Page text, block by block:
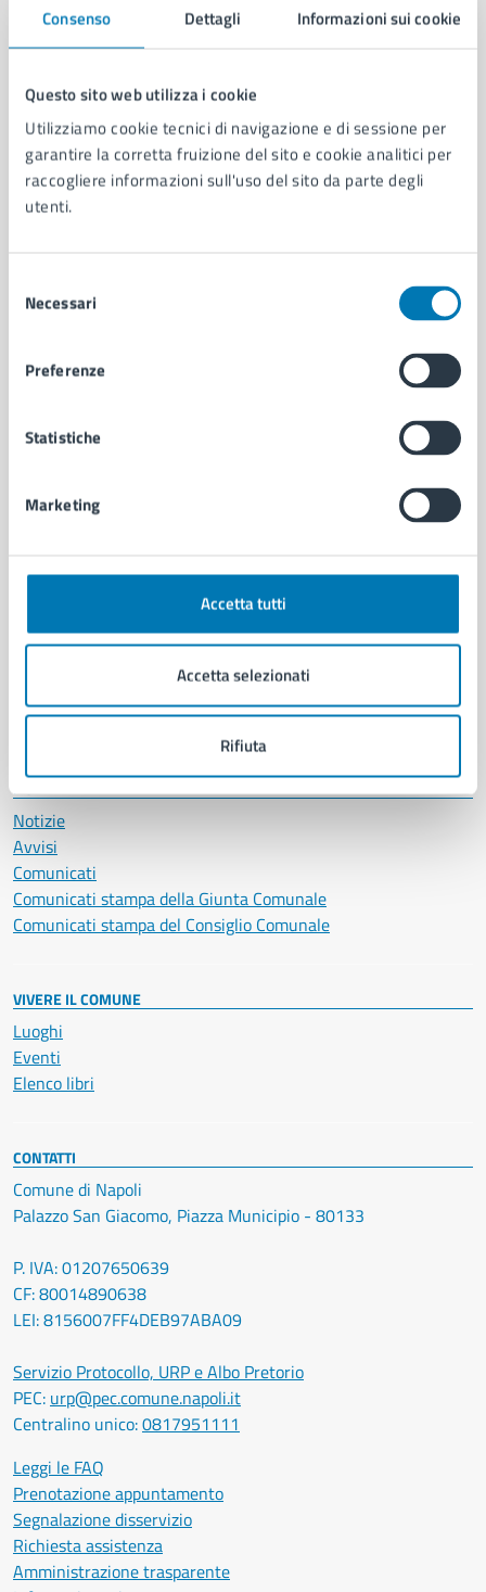
Consenso Dettagli Informazioni sui cookie
Questo sito web utilizza i cookie
Utilizziamo cookie tecnici di navigazione e di sessione per
garantire la corretta fruizione del sito e cookie analitici per
raccogliere informazioni sull'uso del sito da parte degli
utenti.
delNecessari
Preferenze
Statistiche
Marketing
Accetta tutti
Accetta selezionati
Rifiuta
Comune di Napoli
AMMINISTRAZIONE
Aree amministrative
Organi di governo
Municipalità
Uffici
Personale amministrativo
Autorizzazioni
Educazione e formazione
Giustizia e sicurezza pubblica
Imprese e commercio
Salute, benessere e assistenza
Vita lavorativa
NOVITÀ
Notizie
Avvisi
Comunicati
Comunicati stampa della Giunta Comunale
Comunicati stampa del Consiglio Comunale
VIVERE IL COMUNE
Luoghi
Eventi
Elenco libri
CONTATTI
Comune di Napoli
Palazzo San Giacomo, Piazza Municipio - 80133
P. IVA: 01207650639
CF: 80014890638
LEI: 8156007FF4DEB97ABA09
Servizio Protocollo, URP e Albo Pretorio
PEC: urp@pec.comune.napoli.it
Centralino unico:0817951111
Leggi le FAQ
Prenotazione appuntamento
Segnalazione disservizio
Richiesta assistenza
Amministrazione trasparente